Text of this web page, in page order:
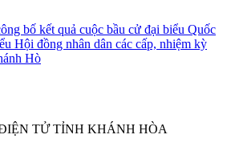
bố kết quả cuộc bầu cử đại biểu Quốc
Hội đồng nhân dân các cấp, nhiệm kỳ
Hò
TỬ TỈNH KHÁNH HÒA